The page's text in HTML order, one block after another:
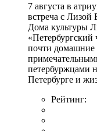
7 августа в
встреча с Лизой
Дома культуры
«Петербургский
почти домашние
петербуржцами
Петербурге и
Рейтинг: